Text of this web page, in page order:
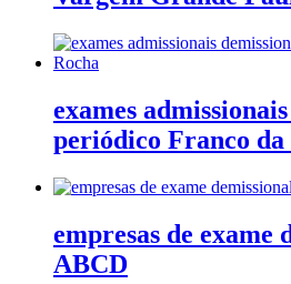
exames
periódico Franco da
empresas de exame
ABCD